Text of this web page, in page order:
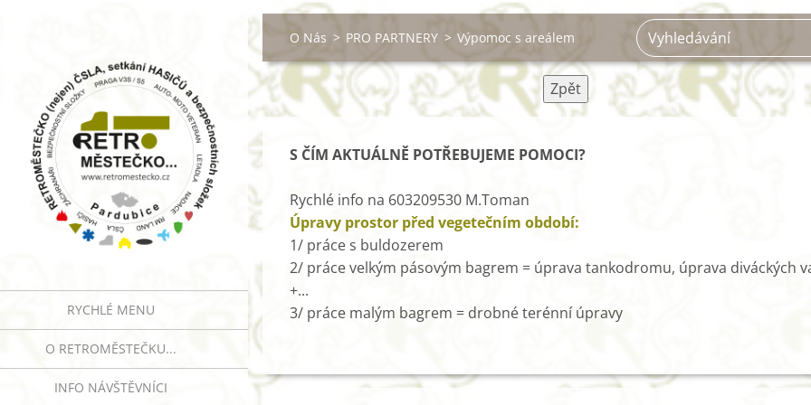
RYCHLÉ MENU
O RETROMĚSTEČKU...
INFO NÁVŠTĚVNÍCI
O Nás > PRO PARTNERY > Výpomoc s areálem
Zpět
S ČÍM AKTUÁLNĚ POTŘEBUJEME POMOCI?
Rychlé info na 603209530 M.Toman
Úpravy prostor před vegetečním období:
1/ práce s buldozerem
2/ práce velkým pásovým bagrem = úprava tankodromu, úprava diváckých
+...
3/ práce malým bagrem = drobné terénní úpravy